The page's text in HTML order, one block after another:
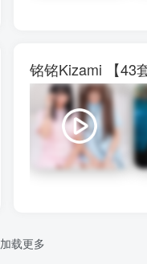
铭铭Kizami 【43
加载更多